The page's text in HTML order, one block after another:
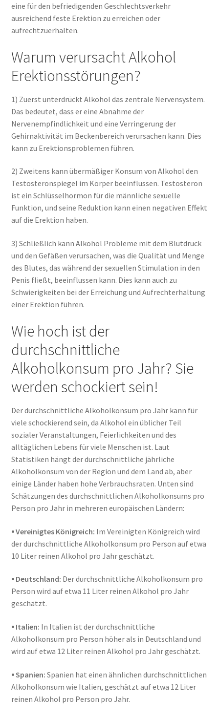
eine für den befriedigenden Geschlechtsverkehr
ausreichend feste Erektion zu erreichen oder
aufrechtzuerhalten.
Warum verursacht Alkohol
Erektionsstörungen?
1) Zuerst unterdrückt Alkohol das zentrale Nervensystem.
Das bedeutet, dass er eine Abnahme der
Nervenempfindlichkeit und eine Verringerung der
Gehirnaktivität im Beckenbereich verursachen kann. Dies
kann zu Erektionsproblemen führen.
2) Zweitens kann übermäßiger Konsum von Alkohol den
Testosteronspiegel im Körper beeinflussen. Testosteron
ist ein Schlüsselhormon für die männliche sexuelle
Funktion, und seine Reduktion kann einen negativen Effekt
auf die Erektion haben.
3) Schließlich kann Alkohol Probleme mit dem Blutdruck
und den Gefäßen verursachen, was die Qualität und Menge
des Blutes, das während der sexuellen Stimulation in den
Penis fließt, beeinflussen kann. Dies kann auch zu
Schwierigkeiten bei der Erreichung und Aufrechterhaltung
einer Erektion führen.
Wie hoch ist der
durchschnittliche
Alkoholkonsum pro Jahr? Sie
werden schockiert sein!
Der durchschnittliche Alkoholkonsum pro Jahr kann für
viele schockierend sein, da Alkohol ein üblicher Teil
sozialer Veranstaltungen, Feierlichkeiten und des
alltäglichen Lebens für viele Menschen ist. Laut
Statistiken hängt der durchschnittliche jährliche
Alkoholkonsum von der Region und dem Land ab, aber
einige Länder haben hohe Verbrauchsraten. Unten sind
Schätzungen des durchschnittlichen Alkoholkonsums pro
Person pro Jahr in mehreren europäischen Ländern:
⦁ Vereinigtes Königreich: Im Vereinigten Königreich wird
der durchschnittliche Alkoholkonsum pro Person auf etwa
10 Liter reinen Alkohol pro Jahr geschätzt.
⦁ Deutschland: Der durchschnittliche Alkoholkonsum pro
Person wird auf etwa 11 Liter reinen Alkohol pro Jahr
geschätzt.
⦁ Italien: In Italien ist der durchschnittliche
Alkoholkonsum pro Person höher als in Deutschland und
wird auf etwa 12 Liter reinen Alkohol pro Jahr geschätzt.
⦁ Spanien: Spanien hat einen ähnlichen durchschnittlichen
Alkoholkonsum wie Italien, geschätzt auf etwa 12 Liter
reinen Alkohol pro Person pro Jahr.